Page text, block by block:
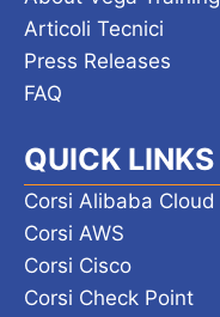
Articoli Tecnici
Press Releases
FAQ
QUICK LINKS
Corsi Alibaba Cloud
Corsi AWS
Corsi Cisco
Corsi Check Point